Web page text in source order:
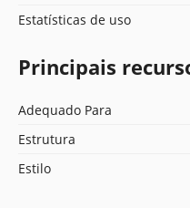
Estatísticas de uso
Principais
Adequado Para
Estrutura
Estilo